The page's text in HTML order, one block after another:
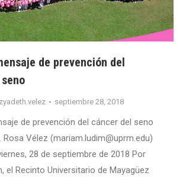
de prevención del
septiembre 28, 2018
de prevención del cáncer del seno
Rosa Vélez (mariam.ludim@uprm.edu)
28 de septiembre de 2018 Por
el Recinto Universitario de Mayagüez